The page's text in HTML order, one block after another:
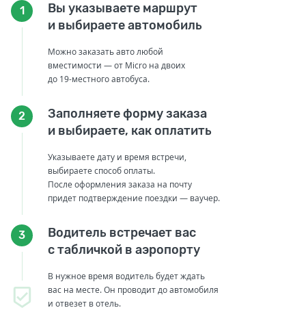
1
Вы указываете маршрут
и выбираете автомобиль
Можно заказать авто любой
вместимости — от Micro на двоих
до 19-местного автобуса.
2
Заполняете форму заказа
и выбираете, как оплатить
Указываете дату и время встречи,
выбираете способ оплаты.
После оформления заказа на почту
придет подтверждение поездки — ваучер.
3
Водитель встречает вас
с табличкой в аэропорту
В нужное время водитель будет ждать
вас на месте. Он проводит до автомобиля
и отвезет в отель.